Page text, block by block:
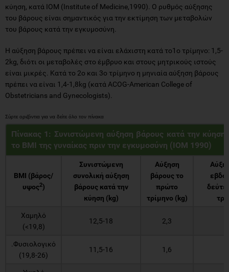
κύηση, κατά ΙΟΜ (Institute of Medicine,1990). Ο ρυθμός αύξησης
του βάρους είναι σημαντικός για την εκτίμηση των μεταβολών
του βάρους κατά την εγκυμοσύνη.
Η αύξηση βάρους πρέπει να είναι ελάχιστη κατά το1ο τρίμηνο: 1,5-
2kg, διότι οι μεταβολές στο έμβρυο και στους μητρικούς ιστούς
είναι μικρές. Κατά το 2ο και 3ο τρίμηνο η μηνιαία αύξηση βάρους
πρέπει να είναι 1,4-1,8kg (κατά ACOG-American College of
Obstetricians and Gynecologists).
Πίνακας 1: Συνιστώμενη αύξηση βάρους κατά την
το BMI της γυναίκας πριν την εγκυμοσύνη (IOM 1990)
ΒΜΙ (βάρος/
υψος2)
Συνιστώμενη
συνολική αύξηση
βάρους κατά την
κύηση (kg)
Αύξηση
βάρους το
πρώτο
τρίμηνο (kg)
Χαμηλό
(<19,8)
12,5-18 2,3
.Φυσιολογικό
(19,8-26)
11,5-16 1,6